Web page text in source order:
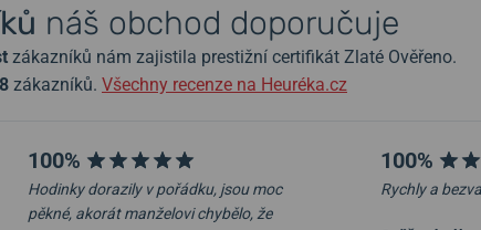
náš obchod doporučuje
zákazníků nám zajistila prestižní certifikát Zlaté Ověřeno.
zákazníků. Všechny recenze na Heuréka.cz
100%
Hodinky dorazily v pořádku, jsou moc
pěkné, akorát manželovi chybělo, že
100%
Rychly a